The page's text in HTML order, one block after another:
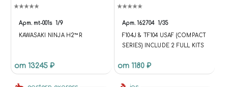
Арт. mt-001s 1/9
KAWASAKI NINJA H2™R
от 13245 ₽
Арт. 162704 1/35
F104J & TF104 USAF (COMPACT
SERIES) INCLUDE 2 FULL KITS
от 1180 ₽